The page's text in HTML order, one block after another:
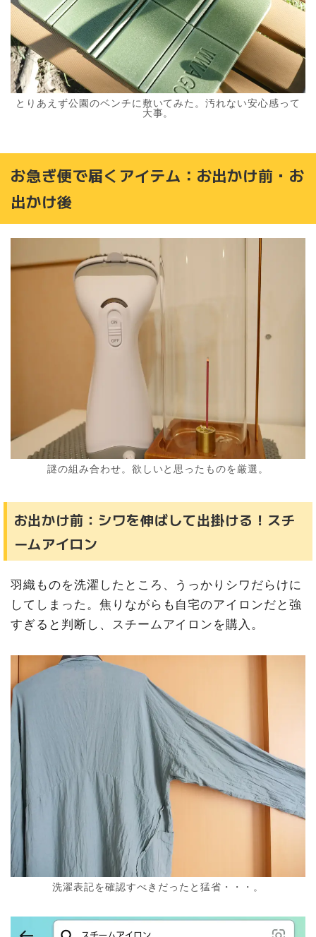
とりあえず公園のベンチに敷いてみた。汚れない安心感って
大事。
お急ぎ便で届くアイテム：お出かけ前・お
出かけ後
謎の組み合わせ。欲しいと思ったものを厳選。
お出かけ前：シワを伸ばして出掛ける！スチ
ームアイロン
羽織ものを洗濯したところ、うっかりシワだらけに
してしまった。焦りながらも自宅のアイロンだと強
すぎると判断し、スチームアイロンを購入。
洗濯表記を確認すべきだったと猛省・・・。